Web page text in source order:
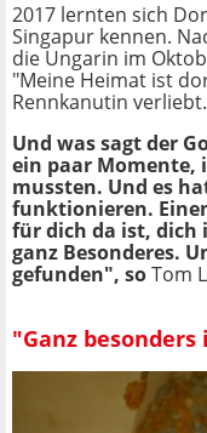
2017 lernten sich
Singapur kennen.
die Ungarin im
"Meine Heimat ist
Rennkanutin verliebt.
Und was sagt der
ein paar Momente,
mussten. Und es
funktionieren.
für dich da ist,
ganz Besonderes.
gefunden", soTom
"Ganz